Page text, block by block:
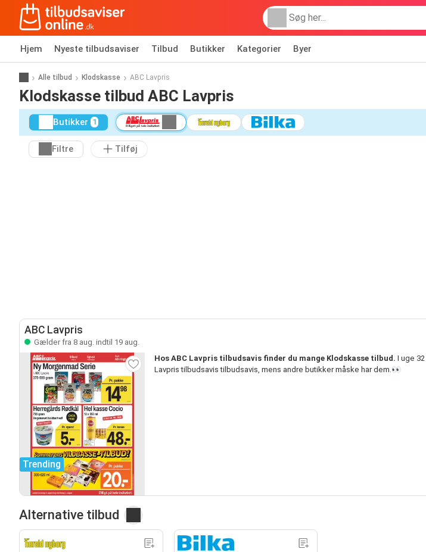
Hjem Nyeste tilbudsaviser Tilbud Butikker Kategorier Byer
Alle tilbud Klodskasse ABC Lavpris
Klodskasse tilbud ABC Lavpris
Butikker 1
Filtre Tilføj
ABC Lavpris
Gælder fra 8 aug. indtil 19 aug.
Trending
Hos ABC Lavpris tilbudsavis finder du mange Klodskasse tilbud. I uge
Lavpris tilbudsavis tilbudsavis, mens andre butikker måske har dem.👀
Alternative tilbud